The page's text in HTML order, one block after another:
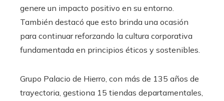
genere un impacto positivo en su entorno.
También destacó que esto brinda una ocasión
para continuar reforzando la cultura corporativa
fundamentada en principios éticos y sostenibles.
Grupo Palacio de Hierro, con más de 135 años de
trayectoria, gestiona 15 tiendas departamentales,